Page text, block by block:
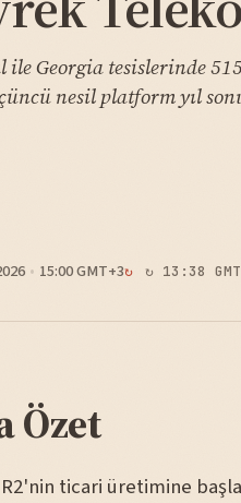
Georgia tesislerinde
nesil platform yıl
15:00 GMT+3 ↻ 13:38
Özet
ticari üretimine